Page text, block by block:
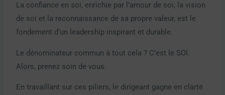
La confiance en soi, enrichie par l’amour de soi, la vision
de soi et la reconnaissance de sa propre valeur, est le
fondement d’un leadership inspirant et durable.
Le dénominateur commun à tout cela ? C’est le SOI.
Alors, prenez soin de vous.
En travaillant sur ces piliers, le dirigeant gagne en clarté